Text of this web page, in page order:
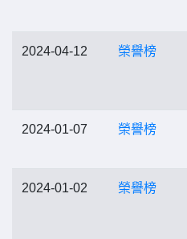
2024-04-12 榮譽榜
2024-01-07 榮譽榜
2024-01-02 榮譽榜